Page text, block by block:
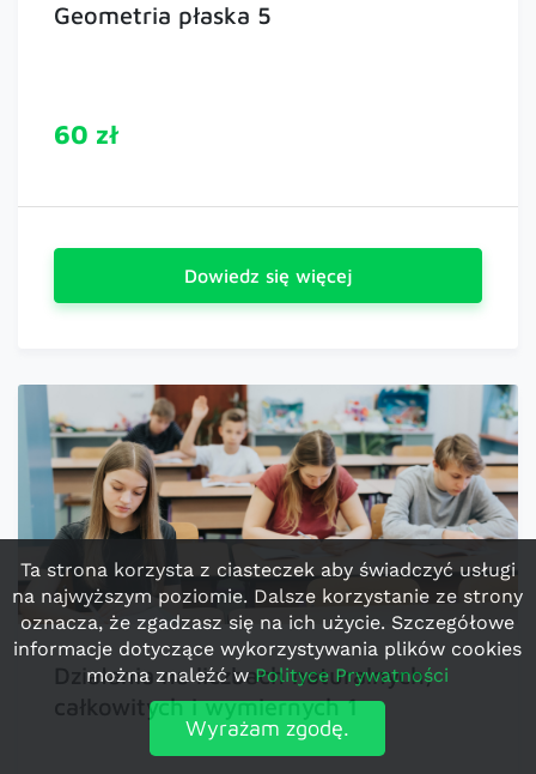
Geometria płaska 5
60 zł
Dowiedz się więcej
Działania na liczbach naturalnych,
całkowitych i wymiernych 1
Ta strona korzysta z ciasteczek aby świadczyć usługi
na najwyższym poziomie. Dalsze korzystanie ze strony
oznacza, że zgadzasz się na ich użycie. Szczegółowe
informacje dotyczące wykorzystywania plików cookies
można znaleźć w Polityce Prywatności
Wyrażam zgodę.